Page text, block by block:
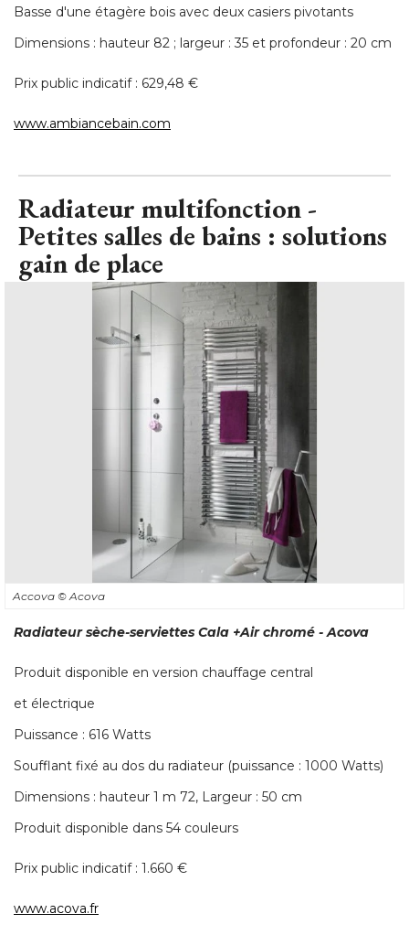
Basse d'une étagère bois avec deux casiers pivotants
Dimensions : hauteur 82 ; largeur : 35 et profondeur : 20 cm
Prix public indicatif : 629,48 €
www.ambiancebain.com
Radiateur multifonction -
Petites salles de bains : solutions
gain de place
Accova © Acova
Radiateur sèche-serviettes Cala +Air chromé - Acova
Produit disponible en version chauffage central
et électrique
Puissance : 616 Watts
Soufflant fixé au dos du radiateur (puissance : 1000 Watts)
Dimensions : hauteur 1 m 72, Largeur : 50 cm
Produit disponible dans 54 couleurs
Prix public indicatif : 1.660 €
www.acova.fr